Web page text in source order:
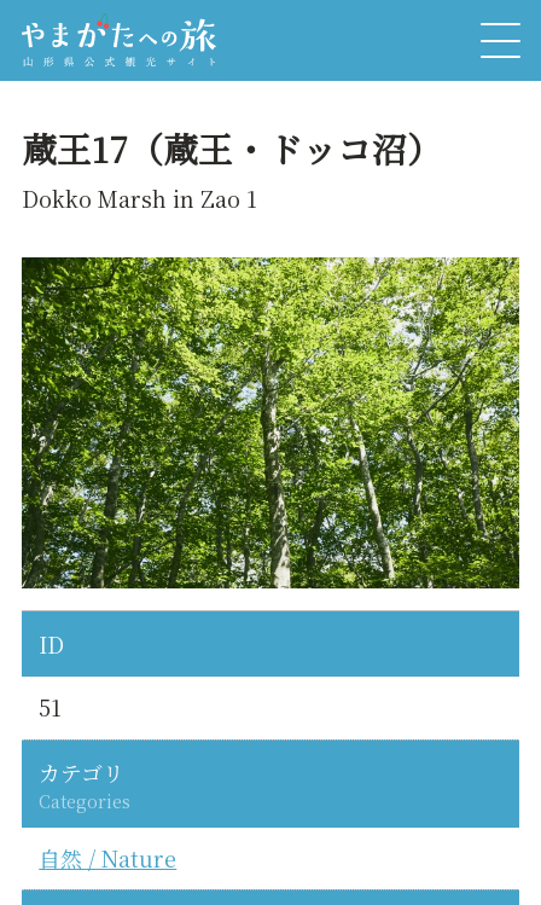
蔵王17（蔵王・ドッコ沼）
Dokko Marsh in Zao 1
ID
51
カテゴリ
Categories
自然 / Nature